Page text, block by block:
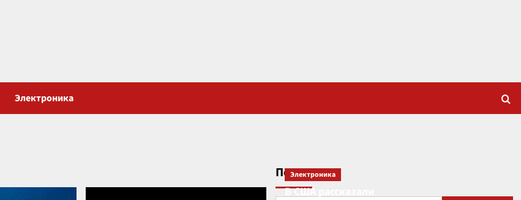
Электроника
Поиск
Электроника
В США рассказали